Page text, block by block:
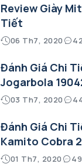
Review Giày
Tiết
06 Th7, 2020
Đánh Giá Chi
Jogarbola
03 Th7, 2020
Đánh Giá Chi
Kamito Cobra 2
01 Th7, 2020